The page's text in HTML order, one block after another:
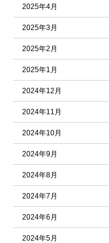
2025年4月
2025年3月
2025年2月
2025年1月
2024年12月
2024年11月
2024年10月
2024年9月
2024年8月
2024年7月
2024年6月
2024年5月